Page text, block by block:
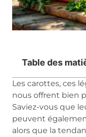
Table des
Les carottes, ces
nous offrent bien
Saviez-vous que
peuvent
alors que la